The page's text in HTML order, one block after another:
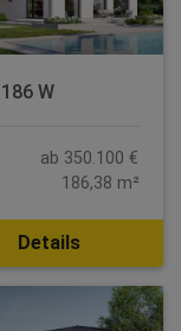
W
ab 350.100 €
186,38 m²
Details